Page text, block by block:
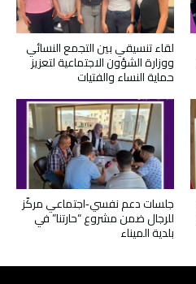
لقاء تنسيقي بين التجمع النسائي
ووزارة الشؤون الاجتماعية لتعزيز
حماية النساء والفتيات
جلسات دعم نفسي‑اجتماعي مركّز
للرجال ضمن مشروع “حارتنا” في
بلدية الميناء